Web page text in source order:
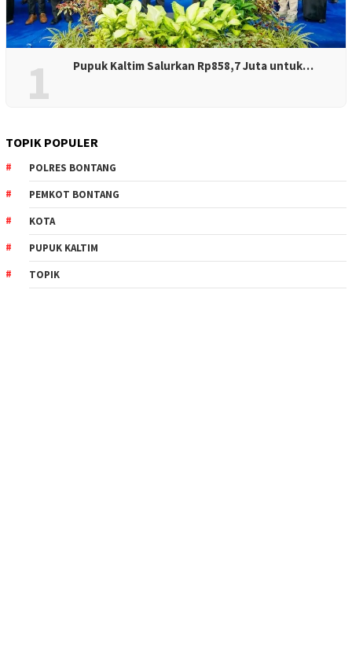
1 Pupuk Kaltim Salurkan Rp858,7 Juta untuk…
TOPIK POPULER
POLRES BONTANG
PEMKOT BONTANG
KOTA
PUPUK KALTIM
TOPIK